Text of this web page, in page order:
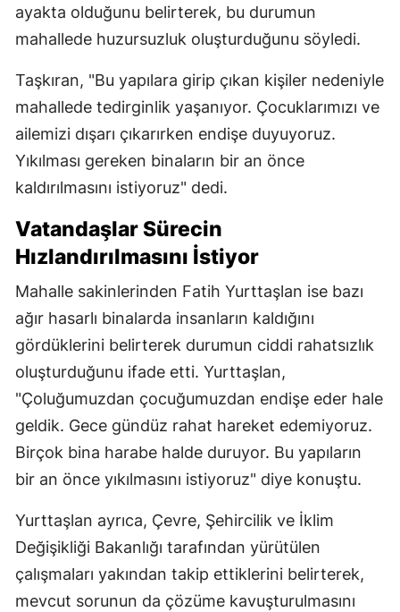
ayakta olduğunu belirterek, bu durumun
mahallede huzursuzluk oluşturduğunu söyledi.
Taşkıran, "Bu yapılara girip çıkan kişiler nedeniyle
mahallede tedirginlik yaşanıyor. Çocuklarımızı ve
ailemizi dışarı çıkarırken endişe duyuyoruz.
Yıkılması gereken binaların bir an önce
kaldırılmasını istiyoruz" dedi.
Vatandaşlar Sürecin
Hızlandırılmasını İstiyor
Mahalle sakinlerinden Fatih Yurttaşlan ise bazı
ağır hasarlı binalarda insanların kaldığını
gördüklerini belirterek durumun ciddi rahatsızlık
oluşturduğunu ifade etti. Yurttaşlan,
"Çoluğumuzdan çocuğumuzdan endişe eder hale
geldik. Gece gündüz rahat hareket edemiyoruz.
Birçok bina harabe halde duruyor. Bu yapıların
bir an önce yıkılmasını istiyoruz" diye konuştu.
Yurttaşlan ayrıca, Çevre, Şehircilik ve İklim
Değişikliği Bakanlığı tarafından yürütülen
çalışmaları yakından takip ettiklerini belirterek,
mevcut sorunun da çözüme kavuşturulmasını